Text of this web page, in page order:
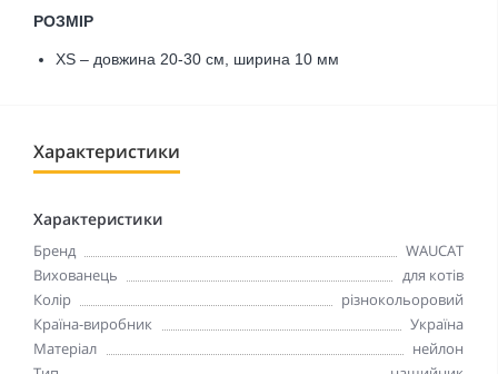
РОЗМІР
XS – довжина 20-30 см, ширина 10 мм
Характеристики
Характеристики
Бренд
WAUCAT
Вихованець
для котів
Колір
різнокольоровий
Країна-виробник
Україна
Матеріал
нейлон